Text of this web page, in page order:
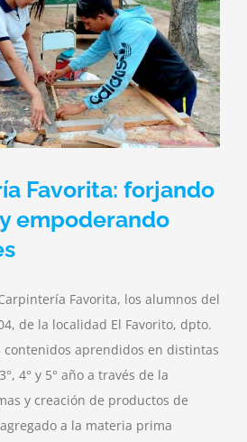
Favorita: forjando
empoderando
Favorita, los alumnos del
de la localidad El Favorito, dpto.
contenidos aprendidos en distintas
4° y 5° año a través de la
y creación de productos de
a la materia prima